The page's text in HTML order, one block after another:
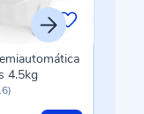
4.5kg